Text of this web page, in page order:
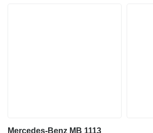
Mercedes-Benz MB 1113